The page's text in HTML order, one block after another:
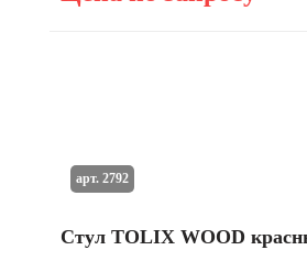
Стул TOLIX WOOD
арт. 2792